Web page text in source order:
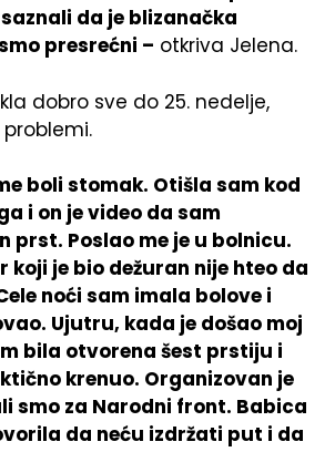
da je blizanačka
presrećni – otkriva Jelena.
dobro sve do 25. nedelje,
boli stomak. Otišla sam kod
i on je video da sam
prst. Poslao me je u bolnicu.
koji je bio dežuran nije hteo da
noći sam imala bolove i
Ujutru, kada je došao moj
bila otvorena šest prstiju i
krenuo. Organizovan je
smo za Narodni front. Babica
da neću izdržati put i da